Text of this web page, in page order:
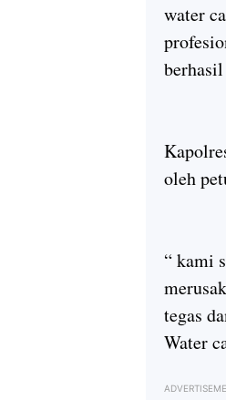
water
oleh
“ kami
tegas
Water